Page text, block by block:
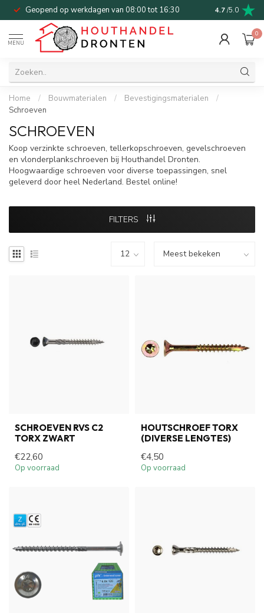
Geopend op werkdagen van 08:00 tot 16:30 Bel of mail
4.7 /5.0
MENU
0
Home / Bouwmaterialen / Bevestigingsmaterialen
/
Schroeven
SCHROEVEN
Koop verzinkte schroeven, tellerkopschroeven, gevelschroeven
en vlonderplankschroeven bij Houthandel Dronten.
Hoogwaardige schroeven voor diverse toepassingen, snel
geleverd door heel Nederland. Bestel online!
FILTERS
SCHROEVEN RVS C2
TORX ZWART
€22,60
Op voorraad
HOUTSCHROEF TORX
(DIVERSE LENGTES)
€4,50
Op voorraad